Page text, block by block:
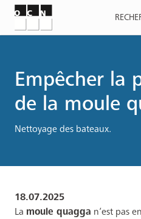
d'Ariane
Empêcher la
de la moule
Nettoyage des bateaux.
18.07.2025
La moule quagga n’est pas